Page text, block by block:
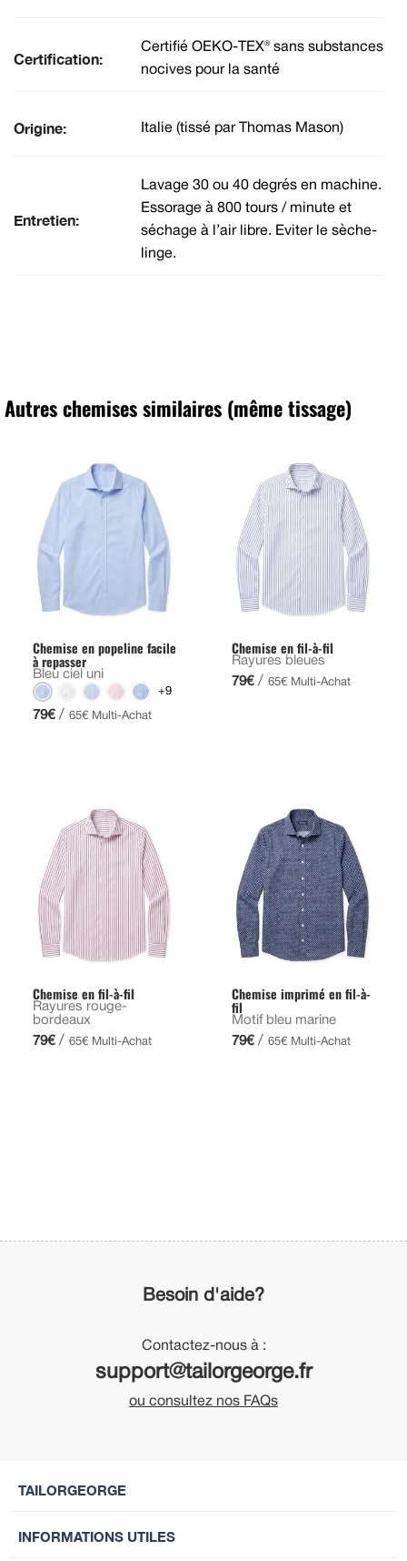
Certification:
Certifié OEKO-TEX® sans substances
nocives pour la santé
Origine: Italie (tissé par Thomas Mason)
Entretien:
Lavage 30 ou 40 degrés en machine.
Essorage à 800 tours / minute et
séchage à l’air libre. Eviter le sèche-
linge.
Autres chemises similaires (même tissage)
Chemise en popeline facile
à repasser
Bleu ciel uni
+9
79€ / 65€ Multi-Achat
Chemise en fil-à-fil
Rayures bleues
79€ / 65€ Multi-Achat
Chemise en fil-à-fil
Rayures rouge-
bordeaux
79€ / 65€ Multi-Achat
Chemise imprimé en fil-à-
fil
Motif bleu marine
79€ / 65€ Multi-Achat
Besoin d'aide?
Contactez-nous à :
support@tailorgeorge.fr
ou consultez nos FAQs
TAILORGEORGE
INFORMATIONS UTILES